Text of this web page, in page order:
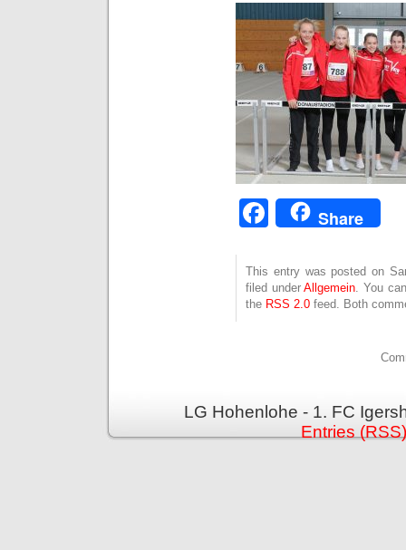
Facebook
Share
This entry was posted on
filed underAllgemein . You
the RSS 2.0 feed. Both
LG Hohenlohe - 1. FC
Entries (RSS)